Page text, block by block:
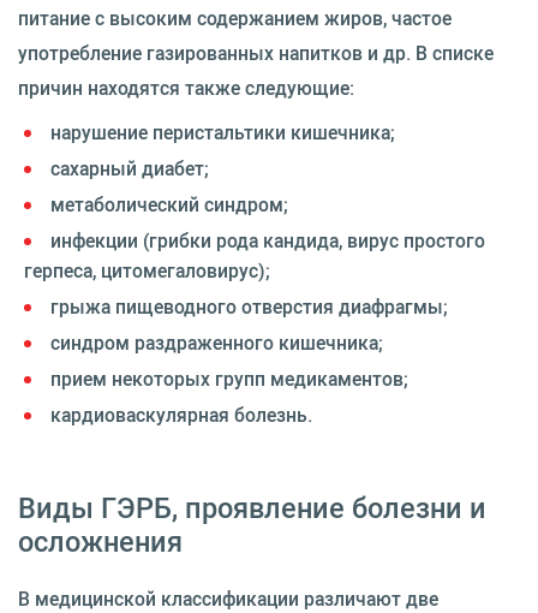
питание с высоким содержанием жиров, частое
употребление газированных напитков и др. В списке
причин находятся также следующие:
нарушение перистальтики кишечника;
сахарный диабет;
метаболический синдром;
инфекции (грибки рода кандида, вирус простого
герпеса, цитомегаловирус);
грыжа пищеводного отверстия диафрагмы;
синдром раздраженного кишечника;
прием некоторых групп медикаментов;
кардиоваскулярная болезнь.
Виды ГЭРБ, проявление болезни и
осложнения
В медицинской классификации различают две